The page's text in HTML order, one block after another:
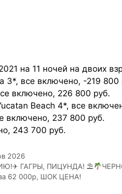
на 11 ночей на двоих
3*, все включено, -219 800
включено, 226 800 руб.
Beach 4*, все
включено, 237 800 руб.
243 700 руб.
2026
ГАГРЫ, ПИЦУНДА! ⛱
за 62 000р, ШОК ЦЕНА!